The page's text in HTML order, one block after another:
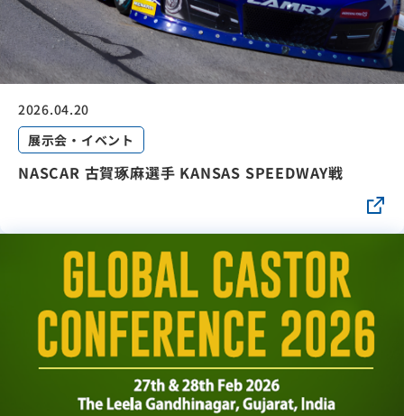
2026.04.20
展示会・イベント
NASCAR 古賀琢麻選手 KANSAS SPEEDWAY戦